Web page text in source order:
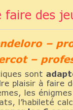
faire des
–
–
sont
plaisir à faire
les
l’habileté